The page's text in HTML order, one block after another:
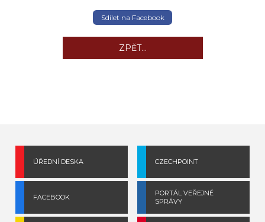
Sdílet na Facebook
ZPĚT...
ÚŘEDNÍ DESKA CZECHPOINT
FACEBOOK
PORTÁL VEŘEJNÉ
SPRÁVY